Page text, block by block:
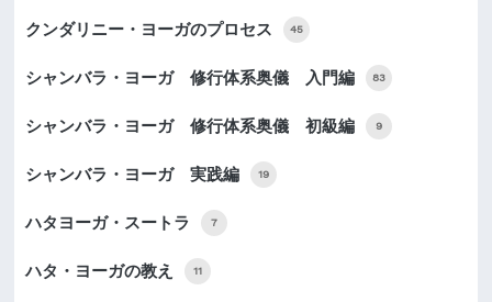
クンダリニー・ヨーガのプロセス 45
シャンバラ・ヨーガ 修行体系奥儀 入門編 83
シャンバラ・ヨーガ 修行体系奥儀 初級編 9
シャンバラ・ヨーガ 実践編 19
ハタヨーガ・スートラ 7
ハタ・ヨーガの教え 11